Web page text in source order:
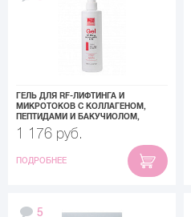
ГЕЛЬ ДЛЯ RF-ЛИФТИНГА И
МИКРОТОКОВ С КОЛЛАГЕНОМ,
ПЕПТИДАМИ И БАКУЧИОЛОМ,
BEAUTY STYLE, 250 МЛ
1 176 руб.
ПОДРОБНЕЕ
5